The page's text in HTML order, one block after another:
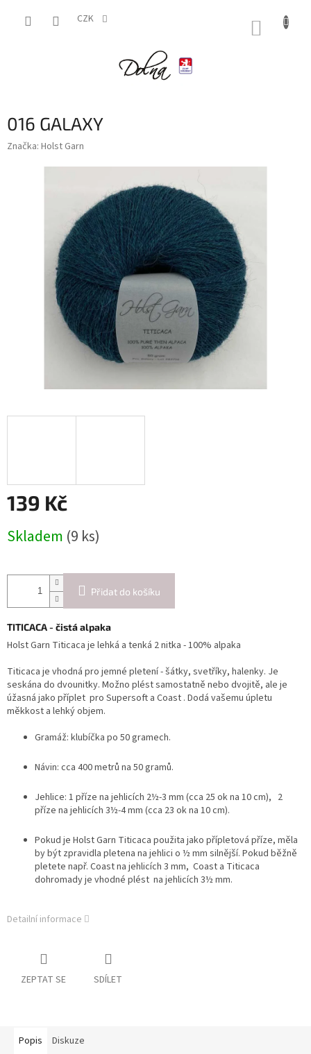
CZK
016 GALAXY
Značka: Holst Garn
139 Kč
cena:
Skladem (9 ks)
Přidat do košíku
TITICACA - čistá alpaka
Holst Garn Titicaca je lehká a tenká 2 nitka - 100% alpaka
Titicaca je vhodná pro jemné pletení - šátky, svetříky, halenky. Je
seskána do dvounitky. Možno plést samostatně nebo dvojitě, ale je
úžasná jako příplet pro Supersoft a Coast . Dodá vašemu úpletu
měkkost a lehký objem.
Gramáž: klubíčka po 50 gramech.
Návin: cca 400 metrů na 50 gramů.
Jehlice: 1 příze na jehlicích 2½-3 mm (cca 25 ok na 10 cm), 2
příze na jehlicích 3½-4 mm (cca 23 ok na 10 cm).
Pokud je Holst Garn Titicaca použita jako přípletová příze, měla
by být zpravidla pletena na jehlici o ½ mm silnější. Pokud běžně
pletete např. Coast na jehlicích 3 mm, Coast a Titicaca
dohromady je vhodné plést na jehlicích 3½ mm.
Detailní informace
ZEPTAT SE SDÍLET
Popis Diskuze